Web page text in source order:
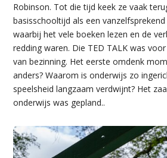
Robinson. Tot die tijd keek ze vaak
basisschooltijd als een
waarbij het vele boeken lezen en de
redding waren. Die TED TALK was
van bezinning. Het eerste omdenk
anders? Waarom is onderwijs zo
speelsheid langzaam verdwijnt? Het
onderwijs was gepland..
STICHTINGSPROCES